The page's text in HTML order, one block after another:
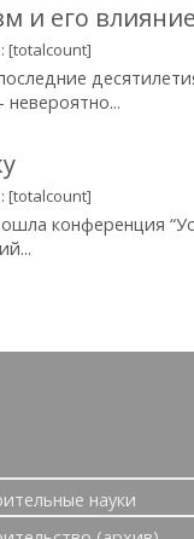
и его
[totalcount]
[totalcount]
конференция
науки